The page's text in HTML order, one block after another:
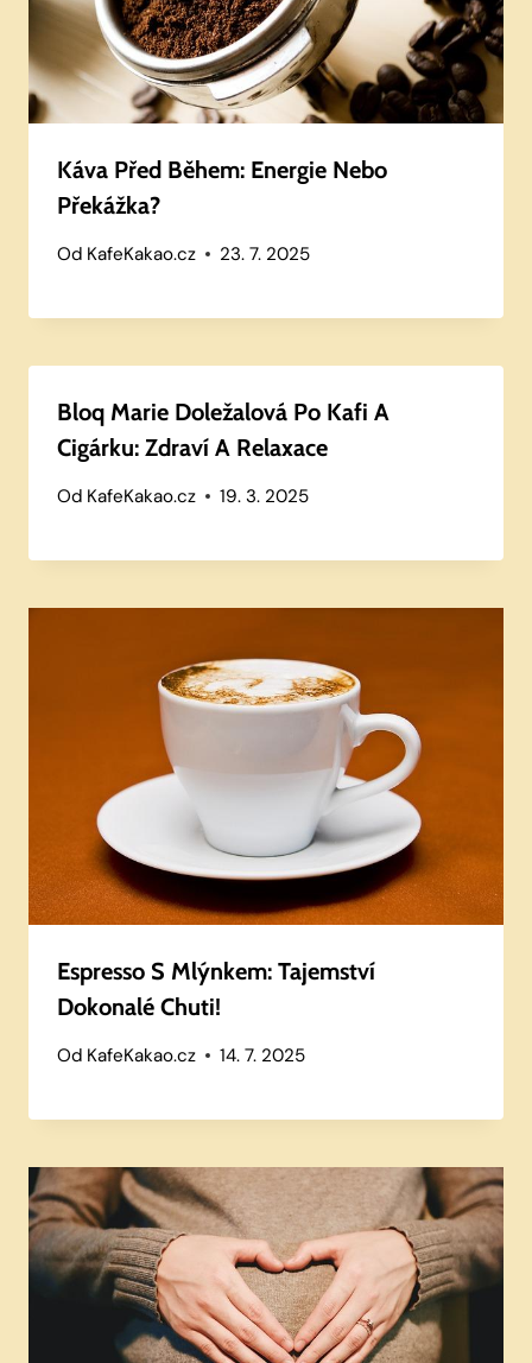
Káva Před Během: Energie Nebo
Překážka?
Od KafeKakao.cz 23. 7. 2025
Bloq Marie Doležalová Po Kafi A
Cigárku: Zdraví A Relaxace
Od KafeKakao.cz 19. 3. 2025
Espresso S Mlýnkem: Tajemství
Dokonalé Chuti!
Od KafeKakao.cz 14. 7. 2025